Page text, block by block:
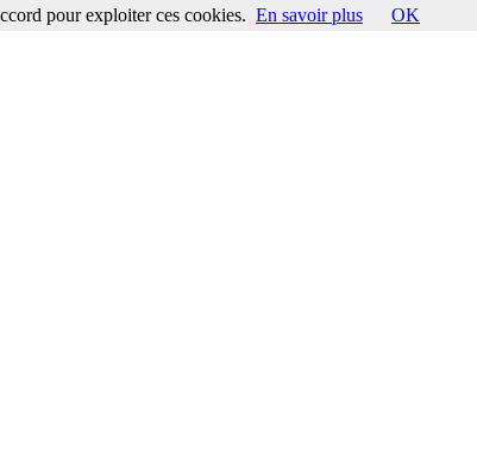
pour exploiter ces cookies. En savoir plus OK